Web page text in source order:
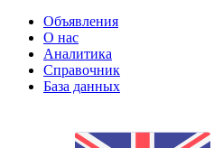
Объявления
О нас
Аналитика
Справочник
База данных